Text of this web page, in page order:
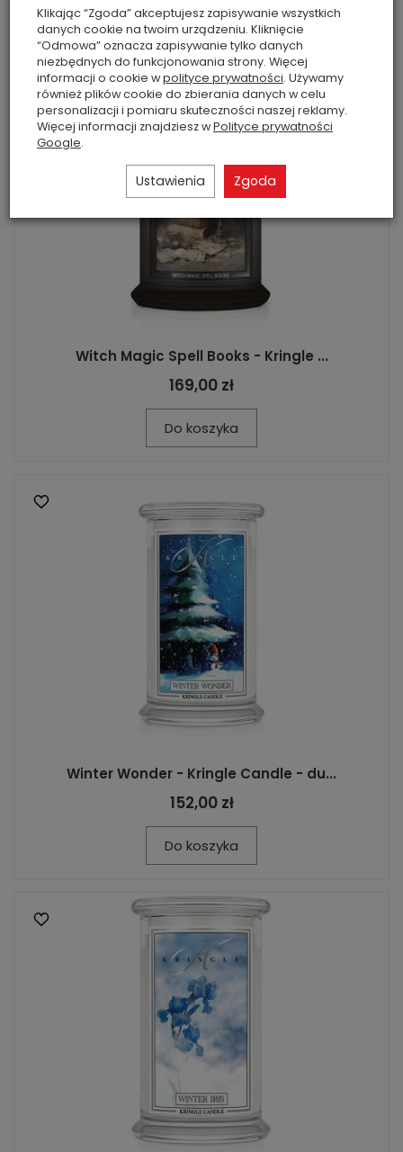
Do koszyka
Witch Magic Spell Books - Kringle ...
169,00 zł
Do koszyka
Winter Wonder - Kringle Candle - du...
152,00 zł
Do koszyka
Klikając “Zgoda” akceptujesz zapisywanie wszystkich
danych cookie na twoim urządzeniu. Kliknięcie
“Odmowa” oznacza zapisywanie tylko danych
niezbędnych do funkcjonowania strony. Więcej
informacji o cookie wpolityce prywatności. Używamy
również plików cookie do zbierania danych w celu
personalizacji i pomiaru skuteczności naszej reklamy.
Więcej informacji znajdziesz wPolityce prywatności
Google.
Ustawienia Zgoda